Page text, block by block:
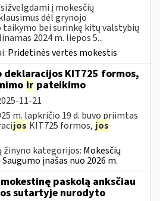
į mokesčių
dėl grynojo
bei surinkę kitų valstybių
2024 m. liepos 5...
Pridėtinės vertės mokestis
deklaracijos KIT725 formos,
ir pateikimo
11-21
m. lapkričio 19 d. buvo priimtas
jos KIT725 formos, jos
žinyno kategorijos: Mokesčių
įnašas nuo 2026 m.
paskolą anksčiau
sutartyje nurodyto